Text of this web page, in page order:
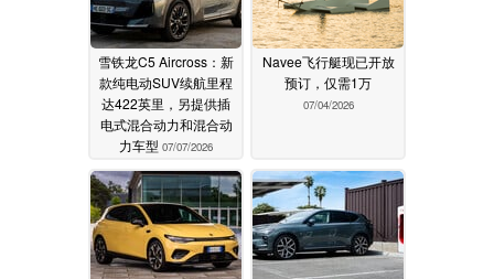
雪铁龙C5 Aircross：新
款纯电动SUV续航里程
达422英里，另提供插
电式混合动力和混合动
力车型 07/07/2026
Navee飞行艇现已开放
预订，仅需1万
07/04/2026